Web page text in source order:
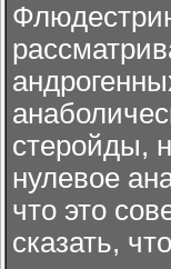
стеройды,
нулевое
что это
сказать,